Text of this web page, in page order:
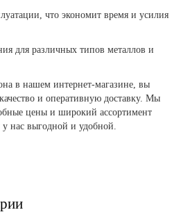
что экономит время и усилия
для различных типов металлов и
в нашем интернет-магазине, вы
и оперативную доставку. Мы
цены и широкий ассортимент
у нас выгодной и удобной.